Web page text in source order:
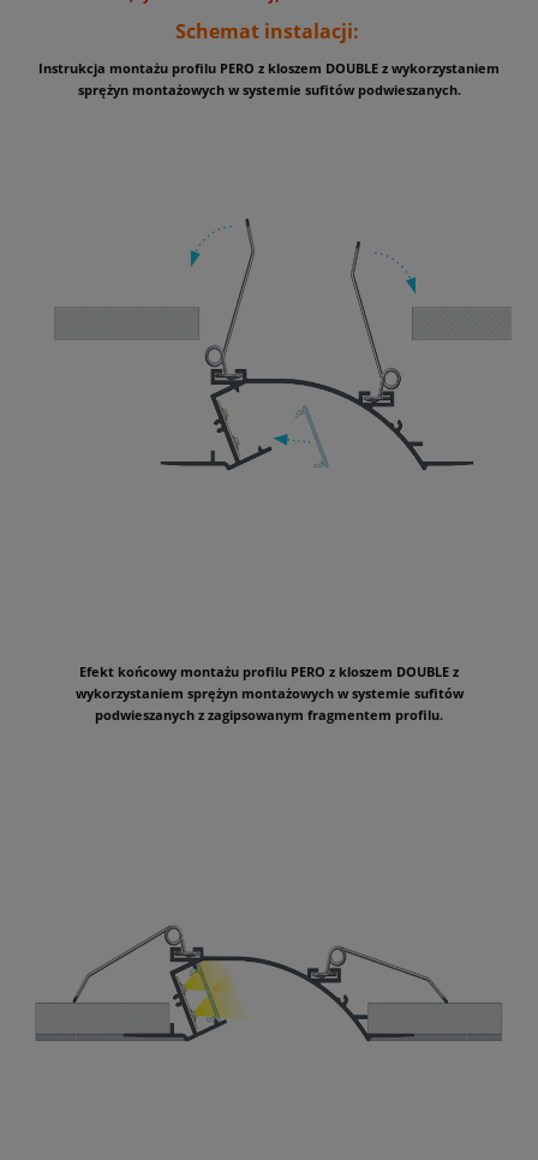
Schemat instalacji:
Instrukcja montażu profilu PERO z kloszem DOUBLE z wykorzystaniem
sprężyn montażowych w systemie sufitów podwieszanych.
Efekt końcowy montażu profilu PERO z kloszem DOUBLE z
wykorzystaniem sprężyn montażowych w systemie sufitów
podwieszanych z zagipsowanym fragmentem profilu.